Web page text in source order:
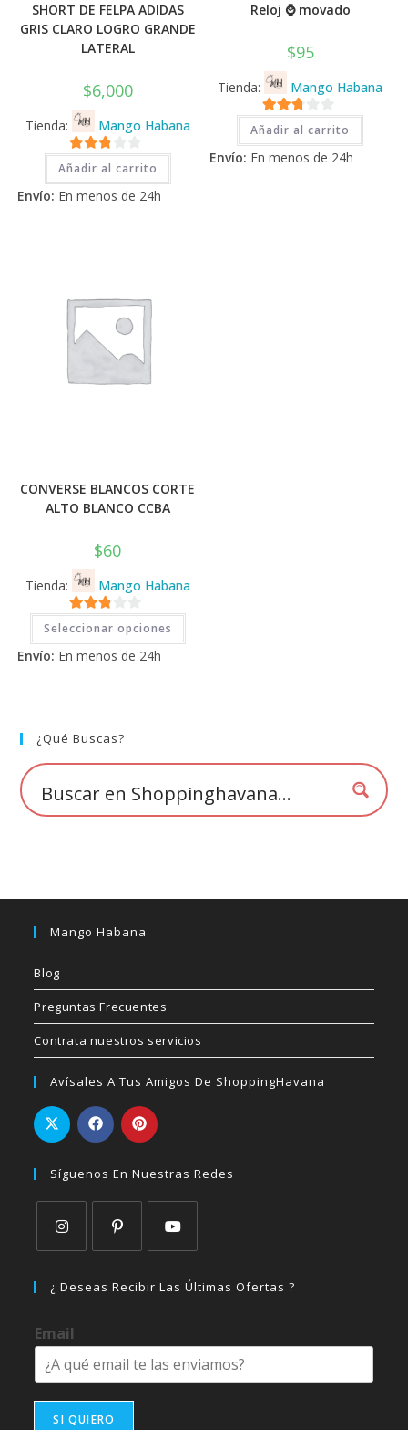
SHORT DE FELPA ADIDAS
GRIS CLARO LOGRO GRANDE
LATERAL
$6,000
Tienda: Mango Habana
2.71
de 5
Añadir al carrito
Envío: En menos de 24h
Reloj ⌚ movado
$95
Tienda: Mango Habana
2.71
de 5
Añadir al carrito
Envío: En menos de 24h
CONVERSE BLANCOS CORTE
ALTO BLANCO CCBA
$60
Tienda: Mango Habana
2.71
de 5
Seleccionar opciones
Este
tiene
de
producto
Envío: En menos de 24h
¿Qué Buscas?
Mango Habana
Blog
Preguntas Frecuentes
Contrata nuestros servicios
Avísales A Tus Amigos De ShoppingHavana
Síguenos En Nuestras Redes
abre
una
nueva
pestaña
abre
nueva
pestaña
abre
nueva
pestaña
¿ Deseas Recibir Las Últimas Ofertas ?
Email
SI QUIERO